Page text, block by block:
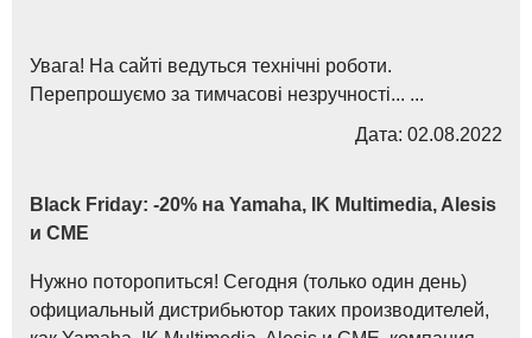
Увага! На сайті ведуться технічні роботи.
Перепрошуємо за тимчасові незручності... ...
Дата: 02.08.2022
Black Friday: -20% на Yamaha, IK Multimedia, Alesis
и CME
Нужно поторопиться! Сегодня (только один день)
официальный дистрибьютор таких производителей,